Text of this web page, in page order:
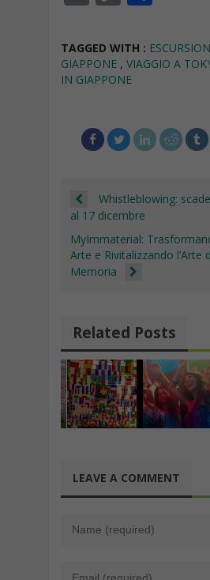
e
b
o
o
at
s
A
p
gr
a
ai
l
p
y
Li
n
k
n
di
di
TAGGED WITH :
GIAPPONE, VIAGGIO A
IN GIAPPONE
Whistleblowing:
al 17 dicembre
MyImmaterial:
Arte e Rivitalizzando l’Arte
Memoria
Related Posts
LEAVE A COMMENT